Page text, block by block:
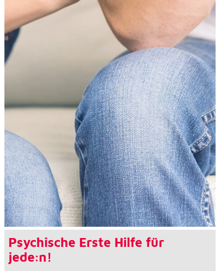
Psychische Erste Hilfe für
jede:n!